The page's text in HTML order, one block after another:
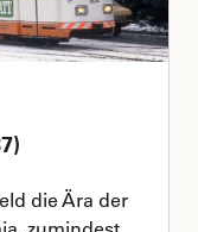
die Ära der